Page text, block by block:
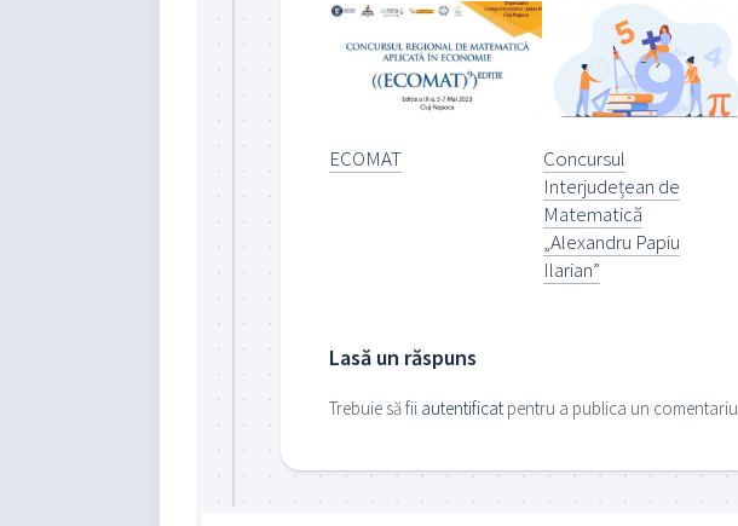
ECOMAT
Concursul
Interjudețean de
Matematică
„Alexandru Papiu
Ilarian”
Lasă un răspuns
Trebuie să fii autentificat pentru a publica un comentariu.